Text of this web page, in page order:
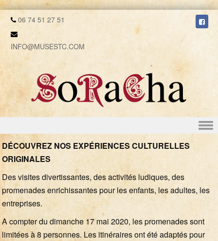
06 74 51 27 51
INFO@MUSESTC.COM
Skip to content
DÉCOUVREZ NOS EXPÉRIENCES CULTURELLES
ORIGINALES
Des visites divertissantes, des activités ludiques, des
promenades enrichissantes pour les enfants, les adultes, les
entreprises.
A compter du dimanche 17 mai 2020, les promenades sont
limitées à 8 personnes. Les itinéraires ont été adaptés pour